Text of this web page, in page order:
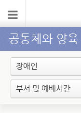
공동체와 양육
장애인
부서 및 예배시간